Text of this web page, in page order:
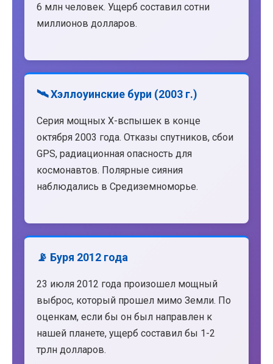
6 млн человек. Ущерб составил сотни
миллионов долларов.
🛰️ Хэллоуинские бури (2003 г.)
Серия мощных X-вспышек в конце
октября 2003 года. Отказы спутников, сбои
GPS, радиационная опасность для
космонавтов. Полярные сияния
наблюдались в Средиземноморье.
📡 Буря 2012 года
23 июля 2012 года произошел мощный
выброс, который прошел мимо Земли. По
оценкам, если бы он был направлен к
нашей планете, ущерб составил бы 1-2
трлн долларов.